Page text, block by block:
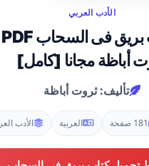
الأدب العربي
أباظة مجانا [كامل]
تأليف: ثروت أباظة
181 صفحة العربية الأدب